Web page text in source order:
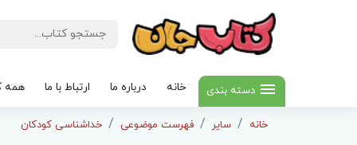
دسته بندی خانه درباره ما ارتباط با ما همه
خانه سایر فهرست موضوعی خداشناسی کودکان